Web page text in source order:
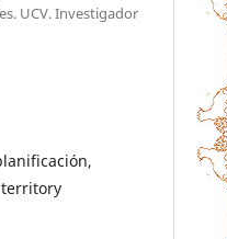
UCV. Investigador